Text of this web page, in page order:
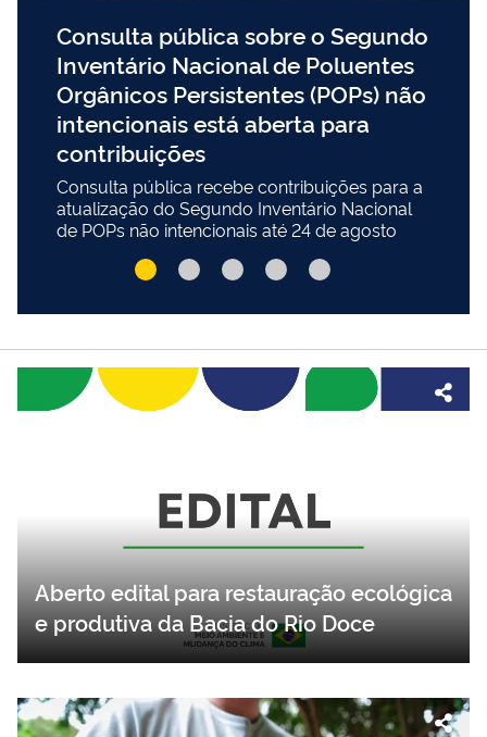
Consulta pública sobre o Segundo
Inventário Nacional de Poluentes
Orgânicos Persistentes (POPs) não
intencionais está aberta para
contribuições
Consulta pública recebe contribuições para a
atualização do Segundo Inventário Nacional
de POPs não intencionais até 24 de agosto
Aberto edital para restauração ecológica
e produtiva da Bacia do Rio Doce